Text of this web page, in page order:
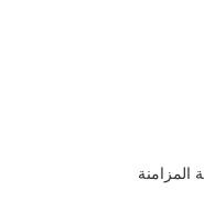
المزامنة